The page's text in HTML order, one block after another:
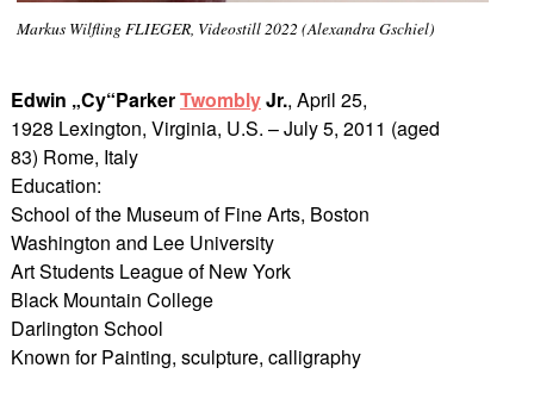
Markus Wilfling FLIEGER, Videostill 2022 (Alexandra Gschiel)
Edwin „Cy“ParkerTwomblyJr., April 25,
1928 Lexington, Virginia, U.S. – July 5, 2011 (aged
83) Rome, Italy
Education:
School of the Museum of Fine Arts, Boston
Washington and Lee University
Art Students League of New York
Black Mountain College
Darlington School
Known for Painting, sculpture, calligraphy